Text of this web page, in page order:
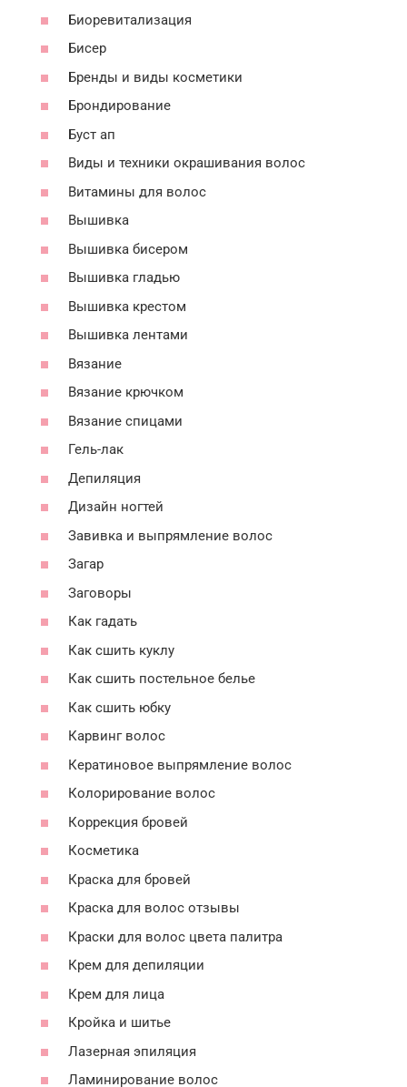
Биоревитализация
Бисер
Бренды и виды косметики
Брондирование
Буст ап
Виды и техники окрашивания волос
Витамины для волос
Вышивка
Вышивка бисером
Вышивка гладью
Вышивка крестом
Вышивка лентами
Вязание
Вязание крючком
Вязание спицами
Гель-лак
Депиляция
Дизайн ногтей
Завивка и выпрямление волос
Загар
Заговоры
Как гадать
Как сшить куклу
Как сшить постельное белье
Как сшить юбку
Карвинг волос
Кератиновое выпрямление волос
Колорирование волос
Коррекция бровей
Косметика
Краска для бровей
Краска для волос отзывы
Краски для волос цвета палитра
Крем для депиляции
Крем для лица
Кройка и шитье
Лазерная эпиляция
Ламинирование волос